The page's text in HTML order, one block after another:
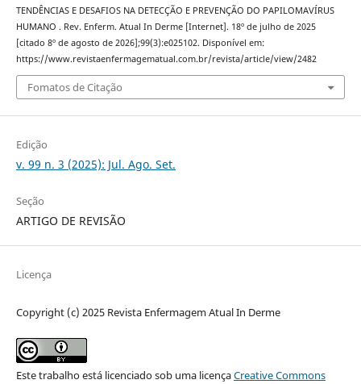
TENDÊNCIAS E DESAFIOS NA DETECÇÃO E PREVENÇÃO DO PAPILOMAVÍRUS
HUMANO . Rev. Enferm. Atual In Derme [Internet]. 18º de julho de 2025
[citado 8º de agosto de 2026];99(3):e025102. Disponível em:
https://www.revistaenfermagematual.com.br/revista/article/view/2482
Fomatos de Citação
Edição
v. 99 n. 3 (2025): Jul. Ago. Set.
Seção
ARTIGO DE REVISÃO
Licença
Copyright (c) 2025 Revista Enfermagem Atual In Derme
Este trabalho está licenciado sob uma licençaCreative Commons